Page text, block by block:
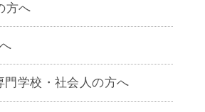
方へ
門学校・社会人の方へ